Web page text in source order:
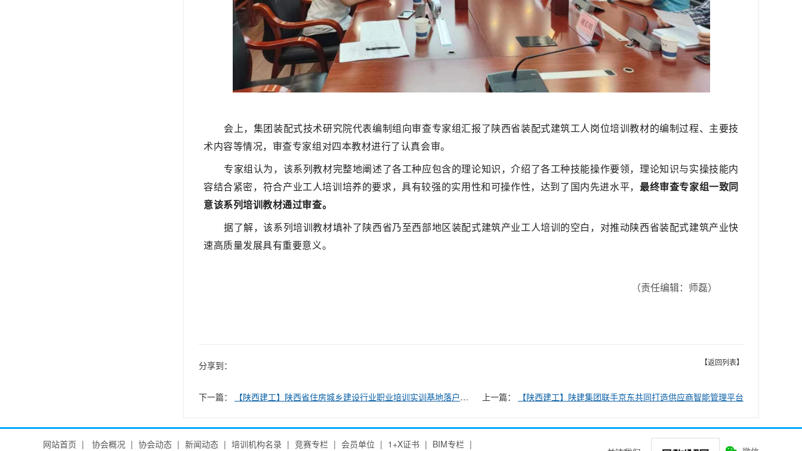
会上，集团装配式技术研究院代表编制组向审查专家组汇报了陕西省装配式建筑工人岗位培训教材的编制过程、主要技
术内容等情况，审查专家组对四本教材进行了认真会审。
专家组认为，该系列教材完整地阐述了各工种应包含的理论知识，介绍了各工种技能操作要领，理论知识与实操技能内
容结合紧密，符合产业工人培训培养的要求，具有较强的实用性和可操作性，达到了国内先进水平， 最终审查专家组一致同
意该系列培训教材通过审查。
据了解，该系列培训教材填补了陕西省乃至西部地区装配式建筑产业工人培训的空白，对推动陕西省装配式建筑产业快
速高质量发展具有重要意义。
（责任编辑：师磊）
分享到： 【返回列表】
下一篇： 【陕西建工】陕西省住房城乡建设行业职业培训实训基地落户陕建 上一篇： 【陕西建工】陕建集团联手京东共同打造供应商智能管理平台
网站首页 | 协会概况 | 协会动态 | 新闻动态 | 培训机构名录 | 竞赛专栏 | 会员单位 | 1+X证书 | BIM专栏 |